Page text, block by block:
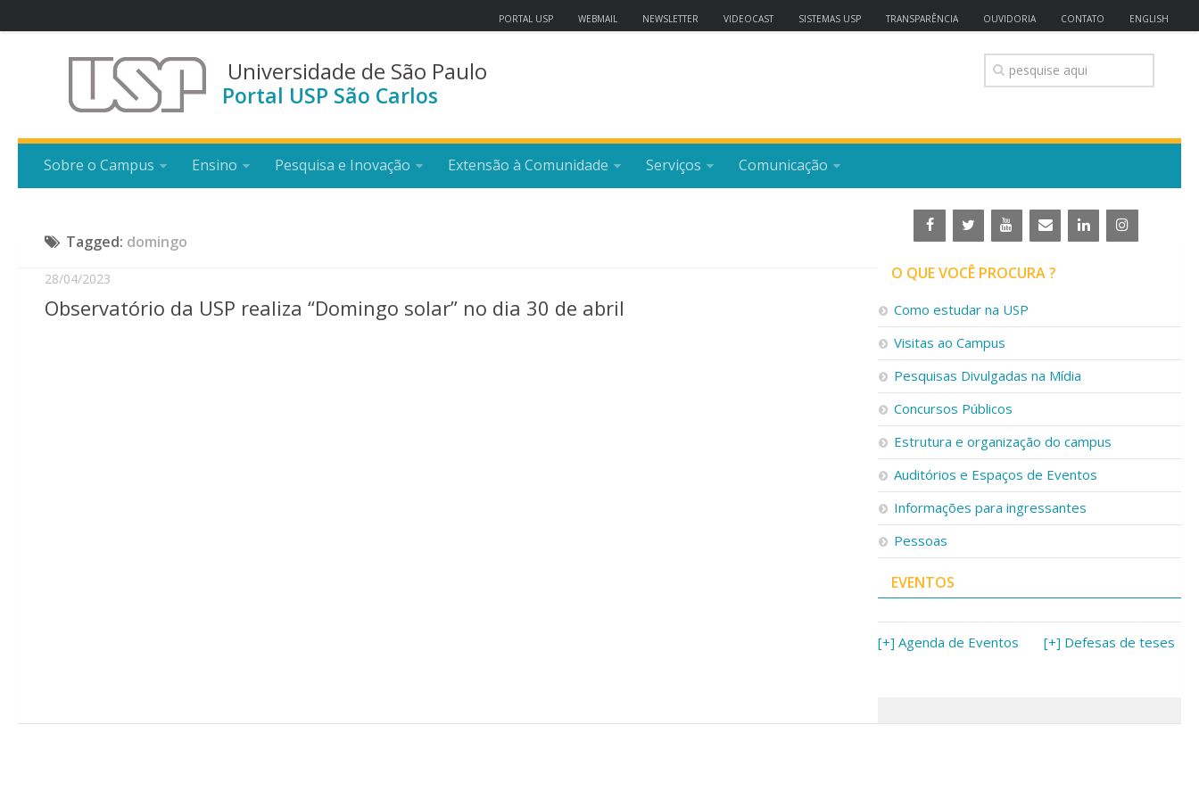
PORTAL USP WEBMAIL NEWSLETTER VIDEOCAST SISTEMAS USP TRANSPARÊNCIA OUVIDORIA CONTATO ENGLISH
Universidade de São Paulo
Portal USP São Carlos
Sobre o Campus Ensino Pesquisa e Inovação Extensão à Comunidade Serviços Comunicação
Tagged: domingo
28/04/2023
Observatório da USP realiza “Domingo solar” no dia 30 de abril
O QUE VOCÊ PROCURA ?
Como estudar na USP
Visitas ao Campus
Pesquisas Divulgadas na Mídia
Concursos Públicos
Estrutura e organização do campus
Auditórios e Espaços de Eventos
Informações para ingressantes
Pessoas
EVENTOS
[+] Agenda de Eventos [+] Defesas de teses